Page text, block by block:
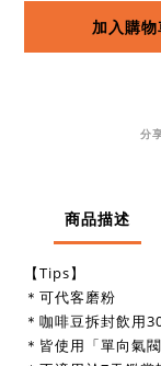
加入購物
分
商品描述
【Tips】
＊可代客磨粉
＊咖啡豆拆封飲用
＊皆使用「單向氣